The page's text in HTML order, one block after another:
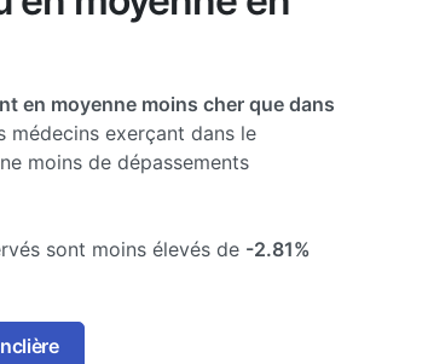
en moyenne moins cher que dans
médecins exerçant dans le
moins de dépassements
sont moins élevés de -2.81%